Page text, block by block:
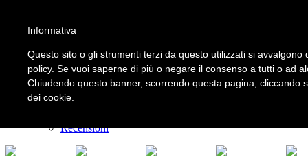
LOGIN | REGISTER
Home
Il carnevale dei delitti
Recensioni
Informativa
Questo sito o gli strumenti terzi da questo utilizzati si
policy. Se vuoi saperne di più o negare il consenso a tutti o ad
Chiudendo questo banner, scorrendo questa pagina, cliccando
dei cookie.